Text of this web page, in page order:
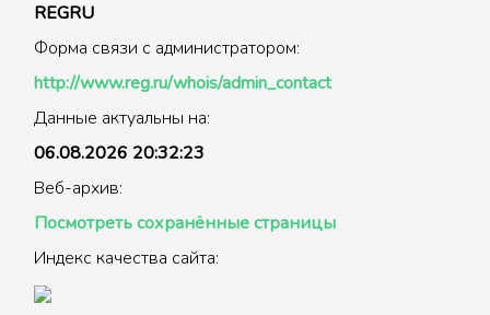
REGRU
Форма связи с администратором:
http://www.reg.ru/whois/admin_contact
Данные актуальны на:
06.08.2026 20:32:23
Веб-архив:
Посмотреть сохранённые страницы
Индекс качества сайта: